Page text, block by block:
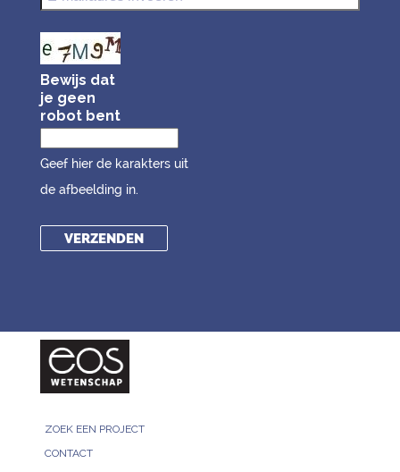
Bewijs dat
je geen
robot bent
Geef hier de karakters uit
de afbeelding in.
ZOEK EEN PROJECT
CONTACT